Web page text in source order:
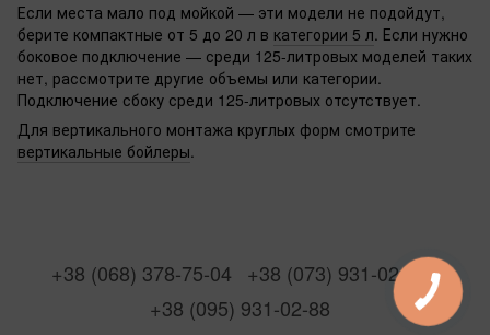
Если места мало под мойкой — эти модели не подойдут,
берите компактные от 5 до 20 л в категории 5 л. Если нужно
боковое подключение — среди 125-литровых моделей таких
нет, рассмотрите другие объемы или категории.
Подключение сбоку среди 125-литровых отсутствует.
Для вертикального монтажа круглых форм смотрите
вертикальные бойлеры.
+38 (068) 378-75-04
+38 (073) 931-02-88
+38 (095) 931-02-88